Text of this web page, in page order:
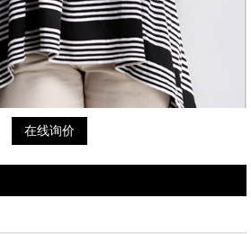
在线询价